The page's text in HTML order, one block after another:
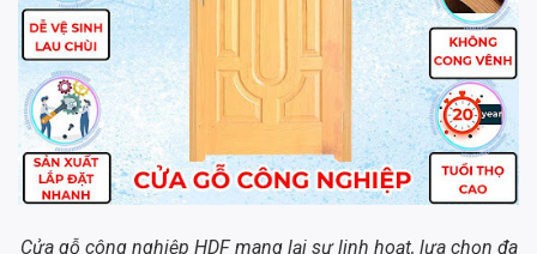
Cửa gỗ công nghiệp HDF mang lại sự linh hoạt, lựa chọn đa